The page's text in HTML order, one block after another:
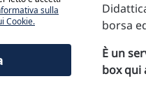
borsa
È un
box qui